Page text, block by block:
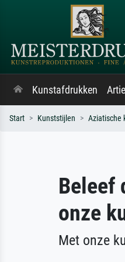
Kunstafdrukken
Start Kunststijlen Aziatische
Beleef
onze
Met onze